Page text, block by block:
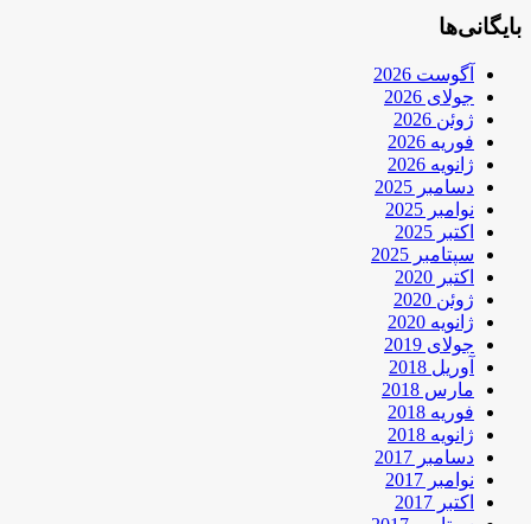
بایگانی‌ها
آگوست 2026
جولای 2026
ژوئن 2026
فوریه 2026
ژانویه 2026
دسامبر 2025
نوامبر 2025
اکتبر 2025
سپتامبر 2025
اکتبر 2020
ژوئن 2020
ژانویه 2020
جولای 2019
آوریل 2018
مارس 2018
فوریه 2018
ژانویه 2018
دسامبر 2017
نوامبر 2017
اکتبر 2017